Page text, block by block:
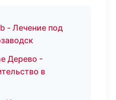
- Лечение под
Дерево -
в